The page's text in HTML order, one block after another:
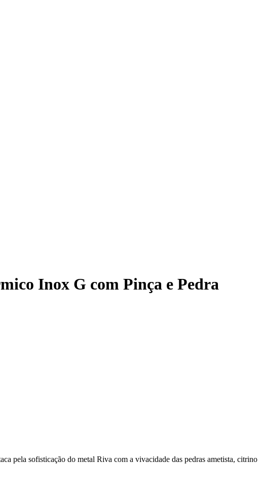
Inox G com Pinça e Pedra
pela sofisticação do metal Riva com a vivacidade das pedras ametista, citrino